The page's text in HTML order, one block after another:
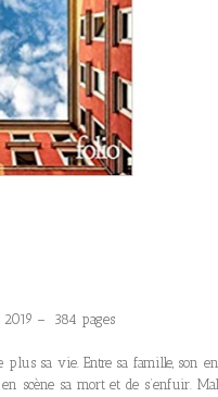
2019 – 384 pages
sa vie. Entre sa famille, son
scène sa mort et de s’enfuir.